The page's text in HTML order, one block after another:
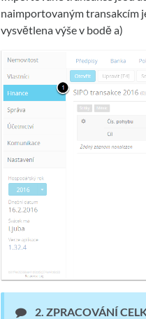
naimportovaným transakcím
vysvětlena výše v bodě a)
2. ZPRACOVÁNÍ